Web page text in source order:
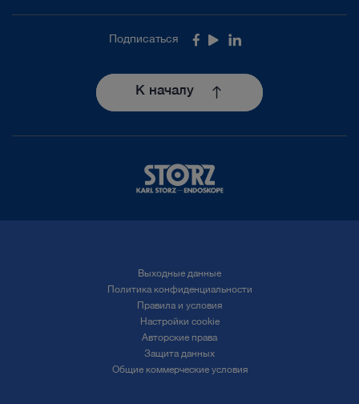
Подписаться Facebook
YoutubeLinkedIn
К началу
Выходные данные
Политика конфиденциальности
Правила и условия
Настройки cookie
Авторские права
Защита данных
Общие коммерческие условия